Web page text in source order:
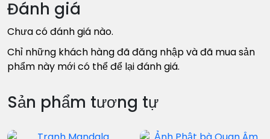
Đánh giá
Chưa có đánh giá nào.
Chỉ những khách hàng đã đăng nhập và đã mua sản
phẩm này mới có thể để lại đánh giá.
Sản phẩm tương tự